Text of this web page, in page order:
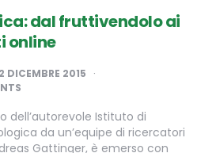
dal fruttivendolo ai
online
DICEMBRE 2015
dell’autorevole Istituto di
da un’equipe di ricercatori
Gattinger, è emerso con